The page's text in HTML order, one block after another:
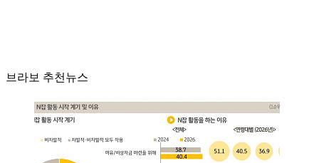
브라보 추천뉴스